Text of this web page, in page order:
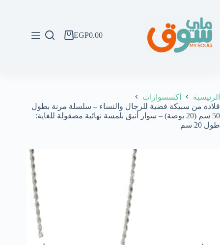
المحتوى
عربةEGP0.00
الرئيسية
أكسسوارات
قلادة من سبيكة فضية للرجال والنساء – سلسلة مرنة بطول
50 سم (20 بوصة) – سوار أنيق بلمسة نهائية مصقولة للغاية:
طول 20 سم